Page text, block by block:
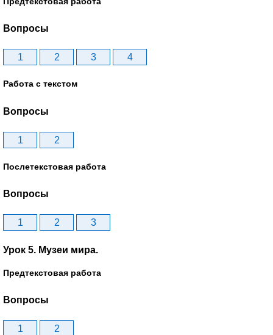
Вопросы
1 2 3 4
Работа с текстом
Вопросы
1 2
Послетекстовая работа
Вопросы
1 2 3
Урок 5. Музеи мира.
Предтекстовая работа
Вопросы
1 2